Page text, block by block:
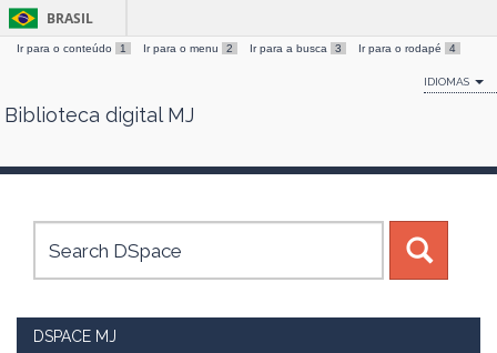
Skip
BRASIL
Ir para o conteúdo 1 Ir para o menu 2 Ir para a busca 3 Ir para o rodapé 4
IDIOMAS
Biblioteca digital MJ
DSPACE MJ